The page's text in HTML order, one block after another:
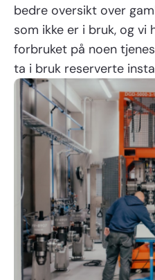
bedre oversikt over
som ikke er i bruk, og
forbruket på noen
ta i bruk reserverte